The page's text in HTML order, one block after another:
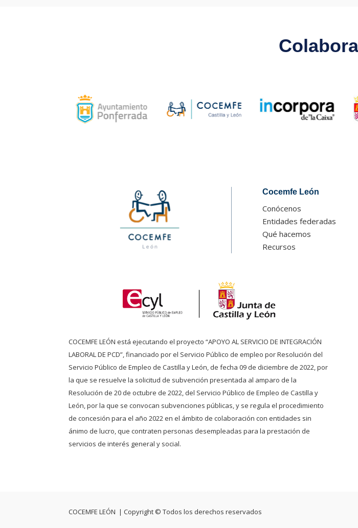
Cocemfe León
Conócenos
Entidades federadas
Qué hacemos
Recursos
COCEMFE LEÓN está ejecutando el proyecto “APOYO AL SERVICIO DE INTEGRACIÓN
LABORAL DE PCD”, financiado por el Servicio Público de empleo por Resolución del
Servicio Público de Empleo de Castilla y León, de fecha 09 de diciembre de 2022, por
la que se resuelve la solicitud de subvención presentada al amparo de la
Resolución de 20 de octubre de 2022, del Servicio Público de Empleo de Castilla y
León, por la que se convocan subvenciones públicas, y se regula el procedimiento
de concesión para el año 2022 en el ámbito de colaboración con entidades sin
ánimo de lucro, que contraten personas desempleadas para la prestación de
servicios de interés general y social.
COCEMFE LEÓN | Copyright © Todos los derechos reservados